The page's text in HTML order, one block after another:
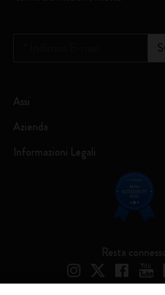
Assi
Azienda
Informazioni Legali
Resta